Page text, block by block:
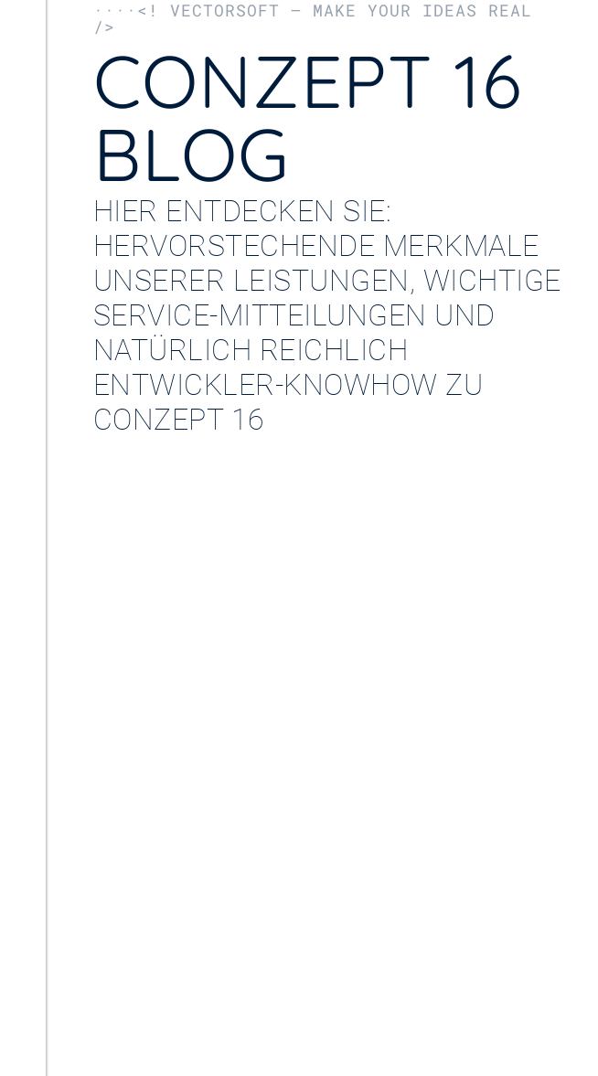
····<! VECTORSOFT – MAKE YOUR IDEAS REAL
/>
CONZEPT 16
BLOG
HIER ENTDECKEN SIE:
HERVORSTECHENDE MERKMALE
UNSERER LEISTUNGEN, WICHTIGE
SERVICE-MITTEILUNGEN UND
NATÜRLICH REICHLICH
ENTWICKLER-KNOWHOW ZU
CONZEPT 16